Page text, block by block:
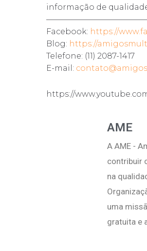
informação de
Facebook: https://
Blog: https://
Telefone: (11) 2087-1417
E-mail:
https://
AME
A AME -
contribuir
na
uma
gratuita e